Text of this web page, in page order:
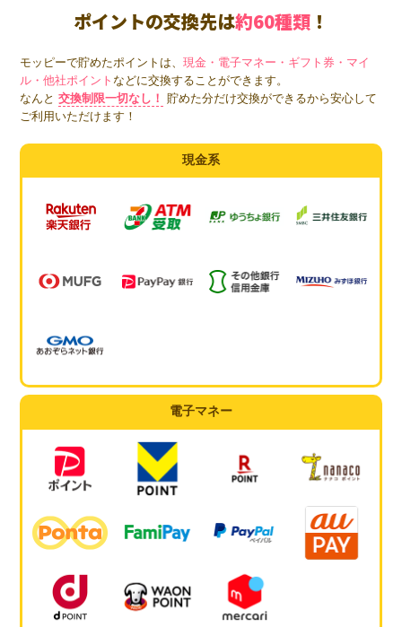
ポイントの交換先は約60種類 ！
モッピーで貯めたポイントは、現金・電子マネー・ギフト券・マイ
ル・他社ポイントなどに交換することができます。
なんと 交換制限一切なし！
貯めた分だけ交換ができるから安心して
ご利用いただけます！
現金系
電子マネー